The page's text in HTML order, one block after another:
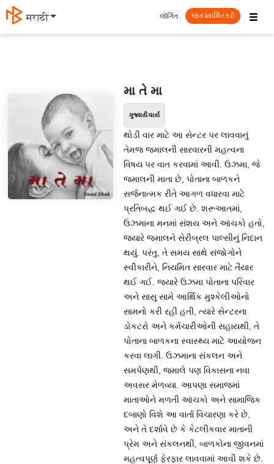
मराठी ☰
લૉગિન મફત પ્રકાશિત કરો
મા તે મા
ગુજરાતી વાર્તા
થોડી વાર માટે આ સેન્ટર પર લાવવાનું
તેમજ જમાલની સારવારની મહત્વના
વિષય પર વાત કરવામાં આવી. ઉઝમા, જે
જમાલની માતા છે, પોતાના બાળકને
સર્જનાત્મક રીતે આગળ વધારવા માટે
પ્રતિબદ્ધ થઈ ગઈ છે. શરૂઆતમાં,
ઉઝમાના મનમાં સંશય અને આંચકો હતો,
જ્યારે જમાલને સેરીબ્રલ પાલ્સીનું નિદાન
થયું. પરંતુ, તે સમય સાથે સંજોગોને
સ્વીકારીને, નિયમિત સારવાર માટે તૈયાર
થઈ ગઈ. જ્યારે ઉઝમા પોતાના પરિવાર
અને સાસુ સામે આર્થિક મુશ્કેલીઓનો
સામનો કરી રહી હતી, ત્યારે સેન્ટરના
ડોકટરો અને કર્મચારીઓની સહાયથી, તે
પોતાના બાળકના સ્વાસ્થ્ય માટે આયોજન
કરવા લાગી. ઉઝમાના સંકલન અને
સમર્પણથી, જમાલે પણ વિકાસના નવા
અવસર મેળવ્યા. આપણા સમાજમાં
માતાઓને મળતી આંચકો અને સામાજિક
દબાણો વિશે આ વાર્તા વિચારણા કરે છે,
અને તે દર્શાવે છે કે કેટલીકવાર માતાની
પ્રેમ અને સંકલનથી, બાળકોના જીવનમાં
મહત્વપૂર્ણ ફેરફાર લાવવામાં આવી શકે છે.